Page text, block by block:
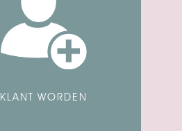
KLANT WORDEN